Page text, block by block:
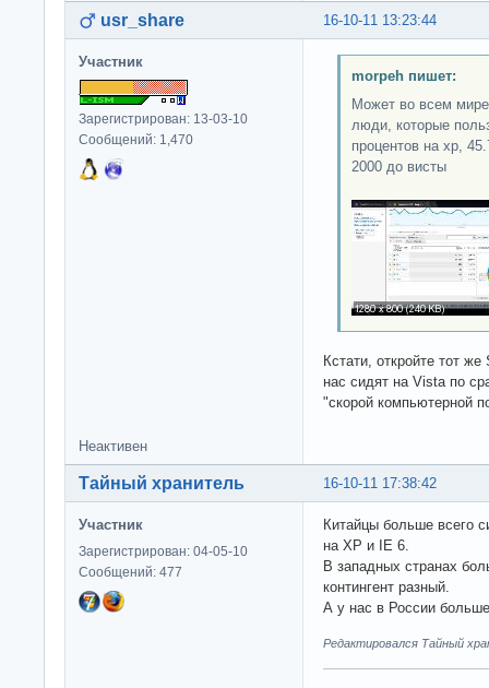
16-10-11 13:23:44
usr_share
Участник
Зарегистрирован: 13-03-10
Сообщений: 1,470
morpeh пишет:
Может во всем
люди, которые
процентов на xp,
2000 до висты
Кстати, откройте тот
нас сидят на Vista по
"скорой компьютерной
Неактивен
16-10-11 17:38:42
Тайный хранитель
Участник
Зарегистрирован: 04-05-10
Сообщений: 477
Китайцы больше всего
на XP и IE 6.
В западных странах
контингент разный.
А у нас в России
Редактировался Тайный